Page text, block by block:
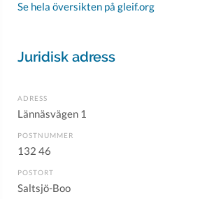
Se hela översikten på gleif.org
Juridisk adress
ADRESS
Lännäsvägen 1
POSTNUMMER
132 46
POSTORT
Saltsjö-Boo